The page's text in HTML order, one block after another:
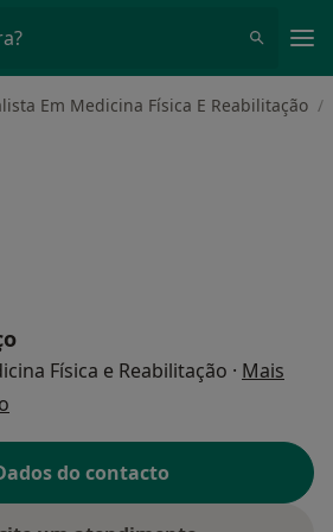
Em Medicina Física E Reabilitação
Física e Reabilitação · Mais
do contacto